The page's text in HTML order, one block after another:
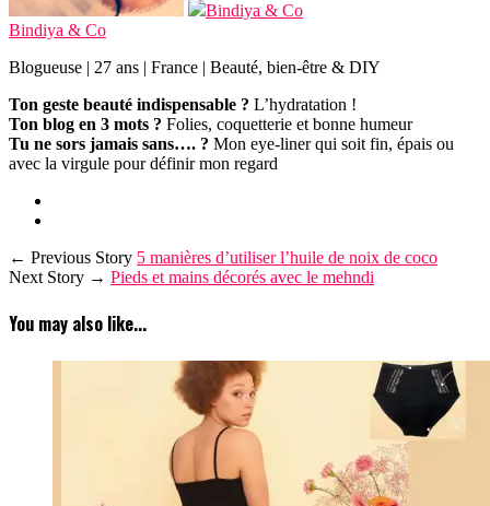
Bindiya & Co
Bindiya & Co
Blogueuse | 27 ans | France | Beauté, bien-être & DIY
Ton geste beauté indispensable ? L’hydratation !
Ton blog en 3 mots ? Folies, coquetterie et bonne humeur
Tu ne sors jamais sans…. ? Mon eye-liner qui soit fin, épais ou
avec la virgule pour définir mon regard
← Previous Story 5 manières d’utiliser l’huile de noix de coco
Next Story → Pieds et mains décorés avec le mehndi
You may also like...